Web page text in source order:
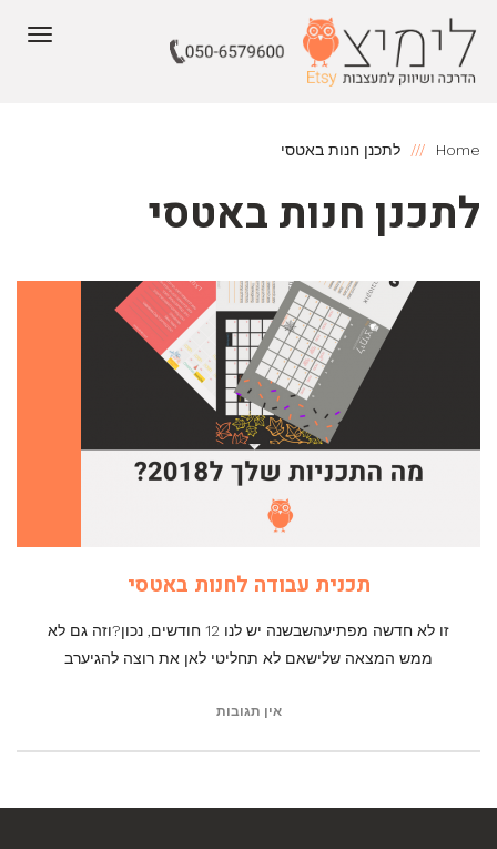
Home לתכנן חנות באטסי
לתכנן חנות באטסי
תכנית עבודה לחנות באטסי
זו לא חדשה מפתיעהשבשנה יש לנו 12 חודשים, נכון?וזה גם לא
ממש המצאה שלישאם לא תחליטי לאן את רוצה להגיערב
אין תגובות